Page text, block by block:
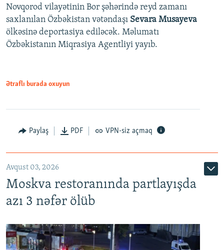
Novqorod vilayətinin Bor şəhərində reyd zamanı
saxlanılan Özbəkistan vətəndaşı Sevara Musayeva
ölkəsinə deportasiya ediləcək. Məlumatı
Özbəkistanın Miqrasiya Agentliyi yayıb.
Ətraflı burada oxuyun
Paylaş PDF VPN-siz açmaq
Avqust 03, 2026
Moskva restoranında partlayışda
azı 3 nəfər ölüb